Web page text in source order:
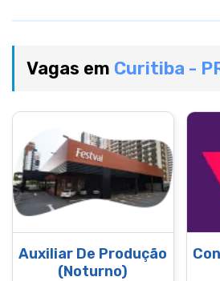
Vagas em Curitiba -
Auxiliar De Produção
(Noturno)